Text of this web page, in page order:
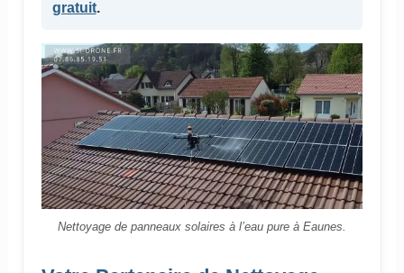
gratuit.
Nettoyage de panneaux solaires à l’eau pure à Eaunes.